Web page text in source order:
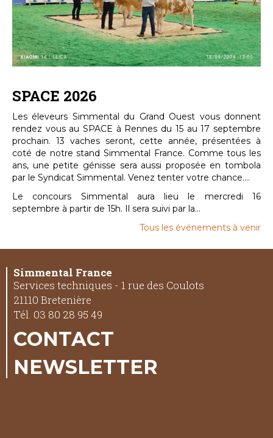
SPACE 2026
Les éleveurs Simmental du Grand Ouest vous donnent
rendez vous au SPACE à Rennes du 15 au 17 septembre
prochain. 13 vaches seront, cette année, présentées à
coté de notre stand Simmental France. Comme tous les
ans, une petite génisse sera aussi proposée en tombola
par le Syndicat Simmental. Venez tenter votre chance....
Le concours Simmental aura lieu le mercredi 16
septembre à partir de 15h. Il sera suivi par la...
Tous les événements à venir
Simmental France
Services techniques - 1 rue des Coulots
21110 Bretenière
Tél. 03 80 28 95 49
CONTACT
NEWSLETTER